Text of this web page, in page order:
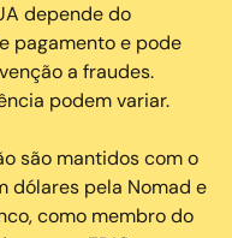
depende do
pagamento e pode
a fraudes.
podem variar.
são mantidos com o
dólares pela Nomad e
como membro do